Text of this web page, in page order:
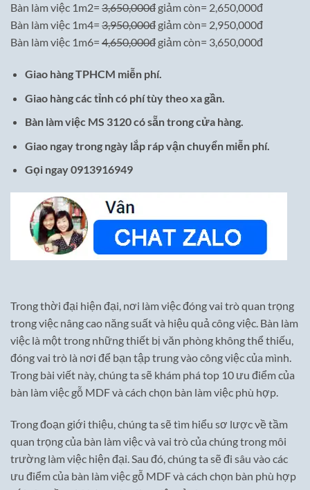
Bàn làm việc 1m2= 3,650,000đ giảm còn= 2,650,000đ
Bàn làm việc 1m4= 3,950,000đ giảm còn= 2,950,000đ
Bàn làm việc 1m6= 4,650,000đ giảm còn= 3,650,000đ
Giao hàng TPHCM miễn phí.
Giao hàng các tỉnh có phí tùy theo xa gần.
Bàn làm việc MS 3120 có sẵn trong cửa hàng.
Giao ngay trong ngày lắp ráp vận chuyển miễn phí.
Gọi ngay 0913916949
Trong thời đại hiện đại, nơi làm việc đóng vai trò quan trọng
trong việc nâng cao năng suất và hiệu quả công việc. Bàn làm
việc là một trong những thiết bị văn phòng không thể thiếu,
đóng vai trò là nơi để bạn tập trung vào công việc của mình.
Trong bài viết này, chúng ta sẽ khám phá top 10 ưu điểm của
bàn làm việc gỗ MDF và cách chọn bàn làm việc phù hợp.
Trong đoạn giới thiệu, chúng ta sẽ tìm hiểu sơ lược về tầm
quan trọng của bàn làm việc và vai trò của chúng trong môi
trường làm việc hiện đại. Sau đó, chúng ta sẽ đi sâu vào các
ưu điểm của bàn làm việc gỗ MDF và cách chọn bàn phù hợp